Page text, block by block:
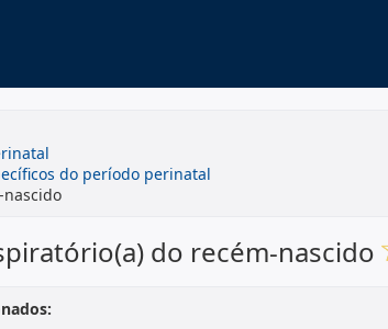
do período perinatal
do recém-nascido